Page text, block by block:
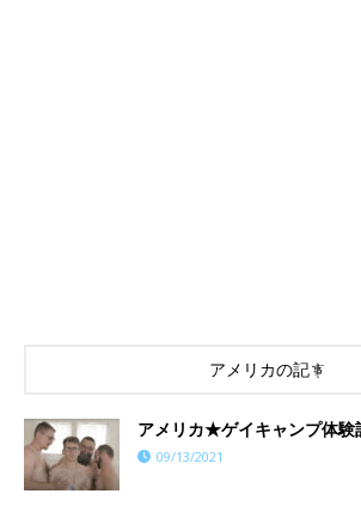
アメリカの記事
アメリカ★ゲイキャンプ体験
09/13/2021